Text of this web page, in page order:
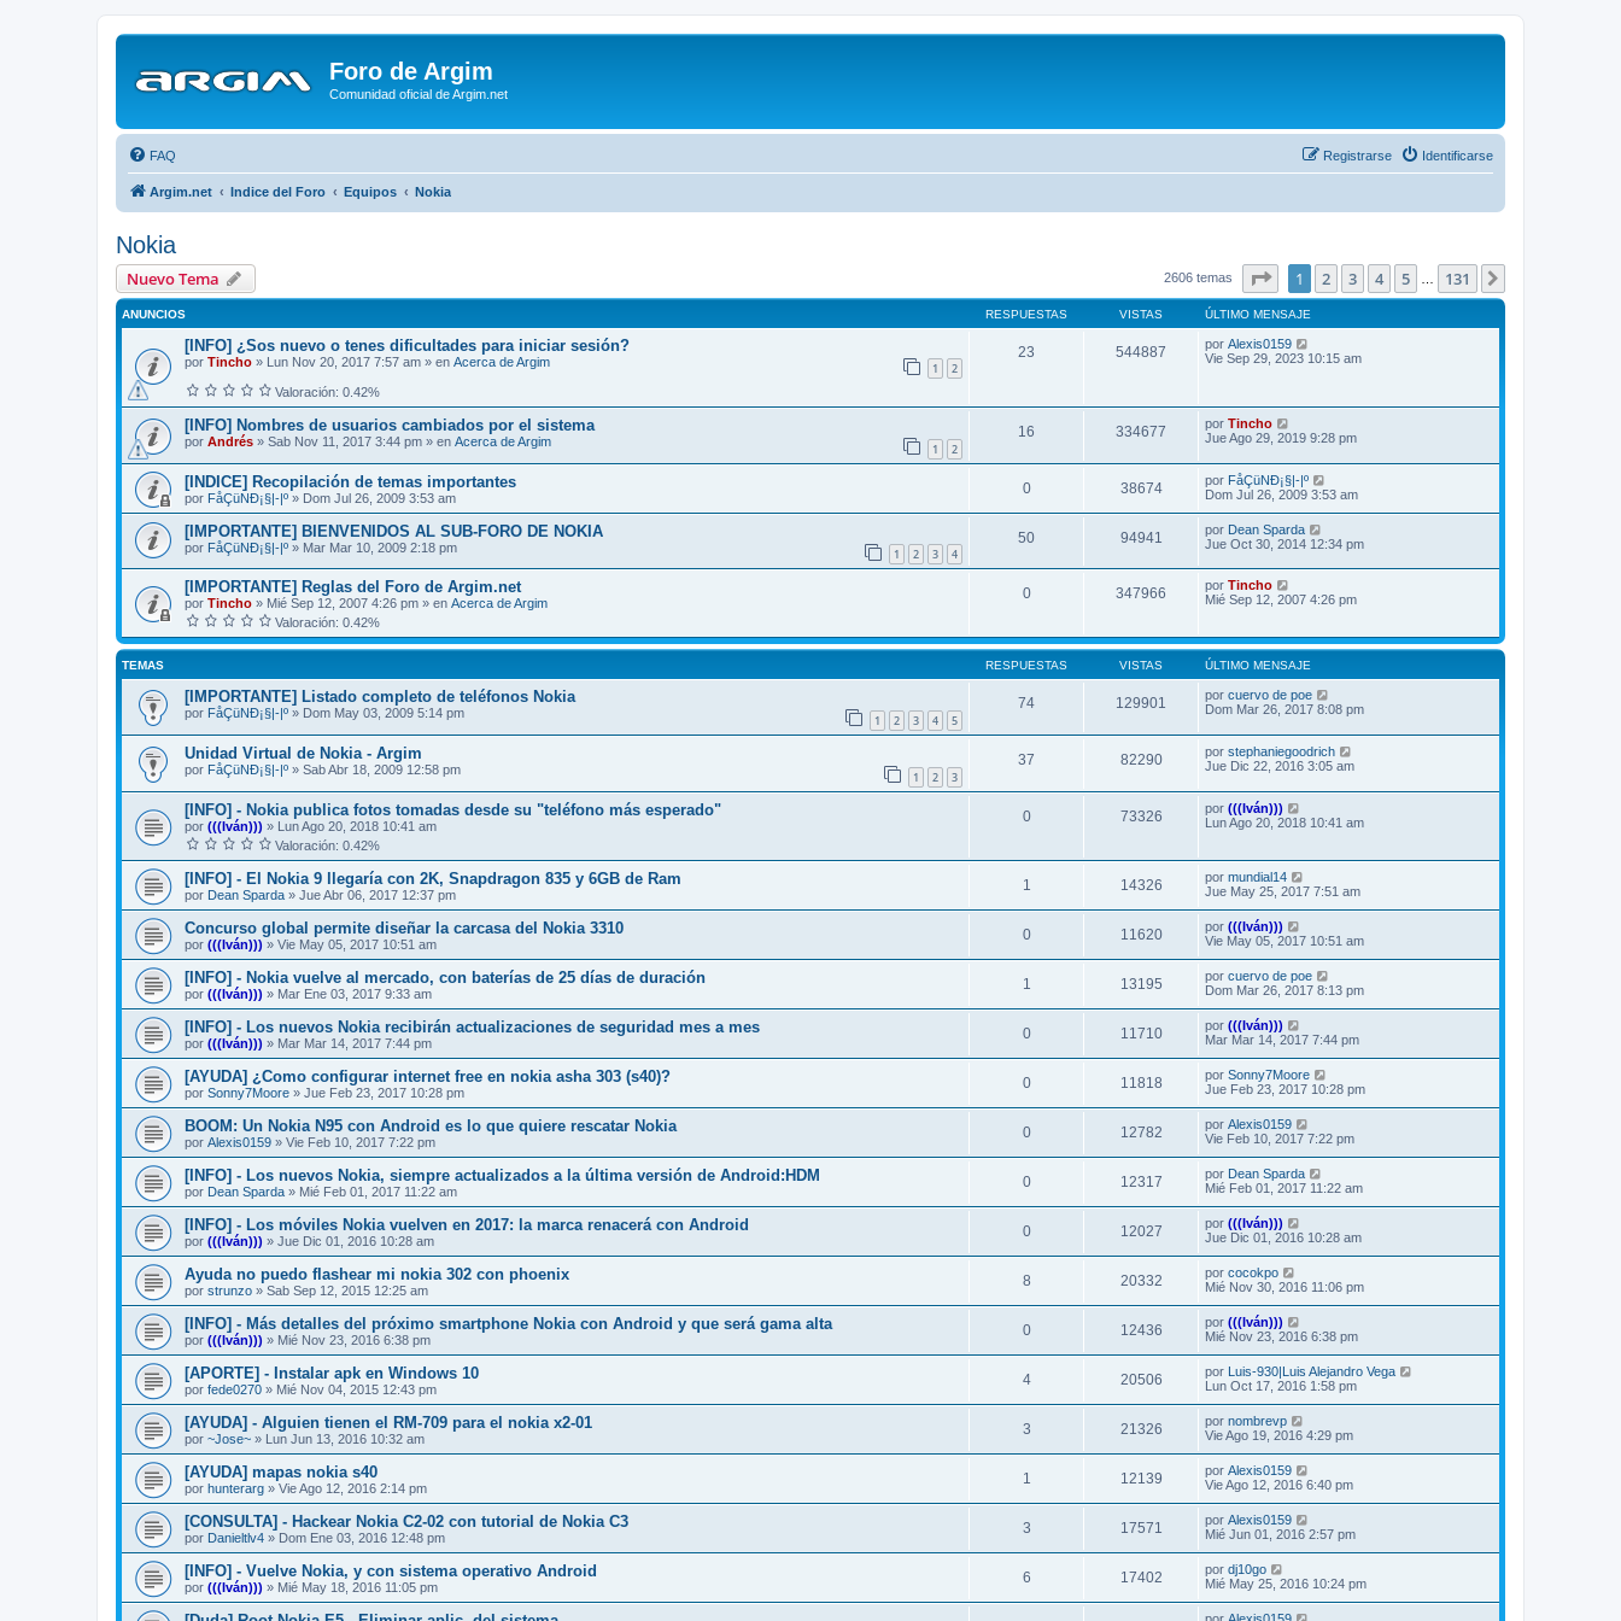
Foro de Argim
Comunidad oficial de Argim.net
FAQ Identificarse
Registrarse
Argim.net Indice del Foro Equipos Nokia
Nokia
Nuevo Tema 2606 temas Página1 de 131
1 2 3 4 5 131
ANUNCIOS RESPUESTAS VISTAS ÚLTIMO MENSAJE
[INFO] ¿Sos nuevo o tenes dificultades para iniciar sesión?
por Tincho » Lun Nov 20, 2017 7:57 am » en Acerca de Argim 1 2
Valoración: 0.42%
23 544887 por Alexis0159
Vie Sep 29, 2023 10:15 am
[INFO] Nombres de usuarios cambiados por el sistema
por Andrés » Sab Nov 11, 2017 3:44 pm » en Acerca de Argim 1 2
16 334677 por Tincho
Jue Ago 29, 2019 9:28 pm
[INDICE] Recopilación de temas importantes
por FåÇüNÐ¡§|-|º » Dom Jul 26, 2009 3:53 am
0 38674 por FåÇüNÐ¡§|-|º
Dom Jul 26, 2009 3:53 am
[IMPORTANTE] BIENVENIDOS AL SUB-FORO DE NOKIA
por FåÇüNÐ¡§|-|º » Mar Mar 10, 2009 2:18 pm 1 2 3 4
50 94941 por Dean Sparda
Jue Oct 30, 2014 12:34 pm
[IMPORTANTE] Reglas del Foro de Argim.net
por Tincho » Mié Sep 12, 2007 4:26 pm » en Acerca de Argim
Valoración: 0.42%
0 347966 por Tincho
Mié Sep 12, 2007 4:26 pm
TEMAS RESPUESTAS VISTAS ÚLTIMO MENSAJE
[IMPORTANTE] Listado completo de teléfonos Nokia
por FåÇüNÐ¡§|-|º » Dom May 03, 2009 5:14 pm 1 2 3 4 5
74 129901 por cuervo de poe
Dom Mar 26, 2017 8:08 pm
Unidad Virtual de Nokia - Argim
por FåÇüNÐ¡§|-|º » Sab Abr 18, 2009 12:58 pm 1 2 3
37 82290 por stephaniegoodrich
Jue Dic 22, 2016 3:05 am
[INFO] - Nokia publica fotos tomadas desde su "teléfono más esperado"
por (((Iván))) » Lun Ago 20, 2018 10:41 am
Valoración: 0.42%
0 73326 por (((Iván)))
Lun Ago 20, 2018 10:41 am
[INFO] - El Nokia 9 llegaría con 2K, Snapdragon 835 y 6GB de Ram
por Dean Sparda » Jue Abr 06, 2017 12:37 pm
1 14326 por mundial14
Jue May 25, 2017 7:51 am
Concurso global permite diseñar la carcasa del Nokia 3310
por (((Iván))) » Vie May 05, 2017 10:51 am
0 11620 por (((Iván)))
Vie May 05, 2017 10:51 am
[INFO] - Nokia vuelve al mercado, con baterías de 25 días de duración
por (((Iván))) » Mar Ene 03, 2017 9:33 am
1 13195 por cuervo de poe
Dom Mar 26, 2017 8:13 pm
[INFO] - Los nuevos Nokia recibirán actualizaciones de seguridad mes a mes
por (((Iván))) » Mar Mar 14, 2017 7:44 pm
0 11710 por (((Iván)))
Mar Mar 14, 2017 7:44 pm
[AYUDA] ¿Como configurar internet free en nokia asha 303 (s40)?
por Sonny7Moore » Jue Feb 23, 2017 10:28 pm
0 11818 por Sonny7Moore
Jue Feb 23, 2017 10:28 pm
BOOM: Un Nokia N95 con Android es lo que quiere rescatar Nokia
por Alexis0159 » Vie Feb 10, 2017 7:22 pm
0 12782 por Alexis0159
Vie Feb 10, 2017 7:22 pm
[INFO] - Los nuevos Nokia, siempre actualizados a la última versión de Android:HDM
por Dean Sparda » Mié Feb 01, 2017 11:22 am
0 12317 por Dean Sparda
Mié Feb 01, 2017 11:22 am
[INFO] - Los móviles Nokia vuelven en 2017: la marca renacerá con Android
por (((Iván))) » Jue Dic 01, 2016 10:28 am
0 12027 por (((Iván)))
Jue Dic 01, 2016 10:28 am
Ayuda no puedo flashear mi nokia 302 con phoenix
por strunzo » Sab Sep 12, 2015 12:25 am
8 20332 por cocokpo
Mié Nov 30, 2016 11:06 pm
[INFO] - Más detalles del próximo smartphone Nokia con Android y que será gama alta
por (((Iván))) » Mié Nov 23, 2016 6:38 pm
0 12436 por (((Iván)))
Mié Nov 23, 2016 6:38 pm
[APORTE] - Instalar apk en Windows 10
por fede0270 » Mié Nov 04, 2015 12:43 pm
4 20506 por Luis-930|Luis Alejandro Vega
Lun Oct 17, 2016 1:58 pm
[AYUDA] - Alguien tienen el RM-709 para el nokia x2-01
por ~Jose~ » Lun Jun 13, 2016 10:32 am
3 21326 por nombrevp
Vie Ago 19, 2016 4:29 pm
[AYUDA] mapas nokia s40
por hunterarg » Vie Ago 12, 2016 2:14 pm
1 12139 por Alexis0159
Vie Ago 12, 2016 6:40 pm
[CONSULTA] - Hackear Nokia C2-02 con tutorial de Nokia C3
por Danieltlv4 » Dom Ene 03, 2016 12:48 pm
3 17571 por Alexis0159
Mié Jun 01, 2016 2:57 pm
[INFO] - Vuelve Nokia, y con sistema operativo Android
por (((Iván))) » Mié May 18, 2016 11:05 pm
6 17402 por dj10go
Mié May 25, 2016 10:24 pm